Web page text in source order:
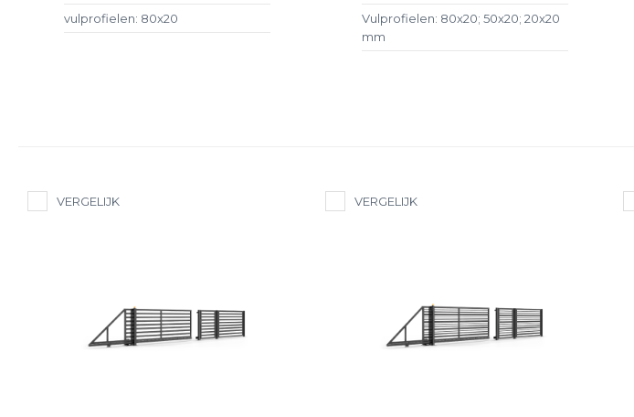
vulprofielen: 80x20
Vulprofielen: 80x20; 50x20; 20x20
mm
VERGELIJK VERGELIJK